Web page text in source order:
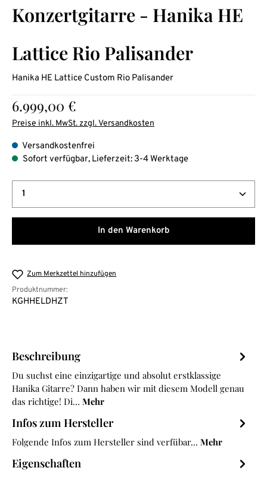
Konzertgitarre - Hanika HE
Lattice Rio Palisander
Hanika HE Lattice Custom Rio Palisander
Regulärer Preis:
6.999,00 €
Preise inkl. MwSt. zzgl. Versandkosten
Versandkostenfrei
Sofort verfügbar, Lieferzeit: 3-4 Werktage
Produkt Anzahl: Gib den gewünschten Wert ein
In den Warenkorb
Zum Merkzettel hinzufügen
Produktnummer:
KGHHELDHZT
Beschreibung
Du suchst eine einzigartige und absolut erstklassige
Hanika Gitarre? Dann haben wir mit diesem Modell genau
das richtige! Di… Mehr
Infos zum Hersteller
Folgende Infos zum Hersteller sind verfübar... Mehr
Eigenschaften